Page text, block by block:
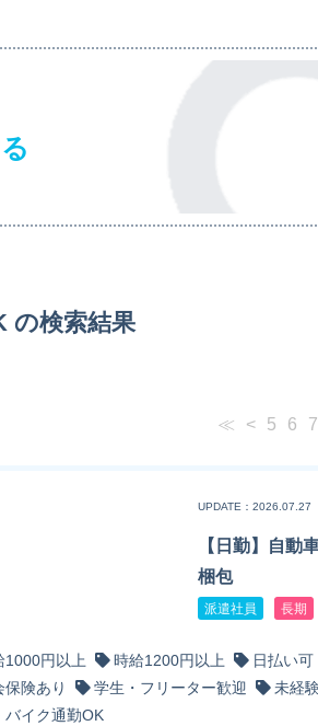
の検索結果
≪ < 5 6 7
UPDATE：2026.07.27
【日勤】自動
梱包
派遣社員 長期
1000円以上 時給1200円以上 日払い可
保険あり
学生・フリーター歓迎 未経
バイク通勤OK